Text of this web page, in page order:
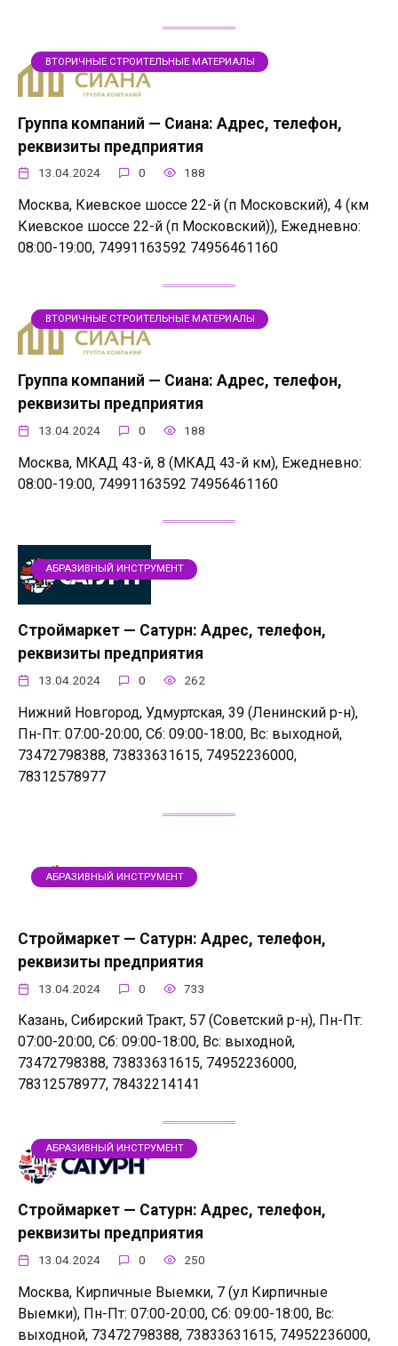
ВТОРИЧНЫЕ СТРОИТЕЛЬНЫЕ МАТЕРИАЛЫ
Группа компаний — Сиана: Адрес, телефон,
реквизиты предприятия
13.04.2024 0 188
Москва, Киевское шоссе 22-й (п Московский), 4 (км
Киевское шоссе 22-й (п Московский)), Ежедневно:
08:00-19:00, 74991163592 74956461160
ВТОРИЧНЫЕ СТРОИТЕЛЬНЫЕ МАТЕРИАЛЫ
Группа компаний — Сиана: Адрес, телефон,
реквизиты предприятия
13.04.2024 0 188
Москва, МКАД 43-й, 8 (МКАД 43-й км), Ежедневно:
08:00-19:00, 74991163592 74956461160
АБРАЗИВНЫЙ ИНСТРУМЕНТ
Строймаркет — Сатурн: Адрес, телефон,
реквизиты предприятия
13.04.2024 0 262
Нижний Новгород, Удмуртская, 39 (Ленинский р-н),
Пн-Пт: 07:00-20:00, Сб: 09:00-18:00, Вс: выходной,
73472798388, 73833631615, 74952236000,
78312578977
АБРАЗИВНЫЙ ИНСТРУМЕНТ
Строймаркет — Сатурн: Адрес, телефон,
реквизиты предприятия
13.04.2024 0 733
Казань, Сибирский Тракт, 57 (Советский р-н), Пн-Пт:
07:00-20:00, Сб: 09:00-18:00, Вс: выходной,
73472798388, 73833631615, 74952236000,
78312578977, 78432214141
АБРАЗИВНЫЙ ИНСТРУМЕНТ
Строймаркет — Сатурн: Адрес, телефон,
реквизиты предприятия
13.04.2024 0 250
Москва, Кирпичные Выемки, 7 (ул Кирпичные
Выемки), Пн-Пт: 07:00-20:00, Сб: 09:00-18:00, Вс:
выходной, 73472798388, 73833631615, 74952236000,